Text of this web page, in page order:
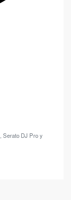
, Serato DJ Pro y